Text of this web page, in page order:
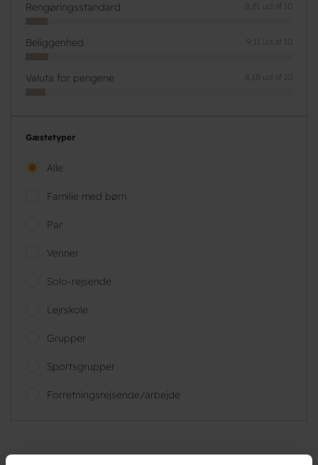
Rengøringsstandard 8,81 ud af 10
Beliggenhed 9,11 ud af 10
Valuta for pengene 8,18 ud af 10
Gæstetyper
Alle
Familie med børn
Par
Venner
Solo-rejsende
Lejrskole
Grupper
Sportsgrupper
Forretningsrejsende/arbejde